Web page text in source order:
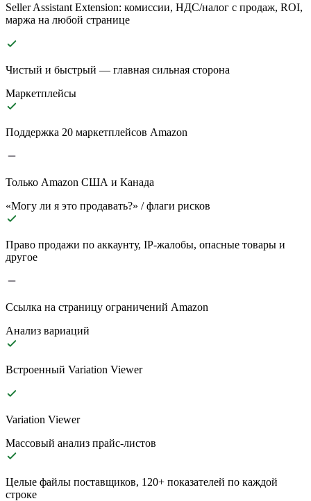
Seller Assistant Extension: комиссии, НДС/налог с продаж, ROI,
маржа на любой странице
Чистый и быстрый — главная сильная сторона
Маркетплейсы
Поддержка 20 маркетплейсов Amazon
Только Amazon США и Канада
«Могу ли я это продавать?» / флаги рисков
Право продажи по аккаунту, IP-жалобы, опасные товары и
другое
Ссылка на страницу ограничений Amazon
Анализ вариаций
Встроенный Variation Viewer
Variation Viewer
Массовый анализ прайс-листов
Целые файлы поставщиков, 120+ показателей по каждой
строке